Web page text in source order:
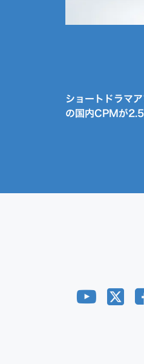
ショートドラマ
の国内CPMが